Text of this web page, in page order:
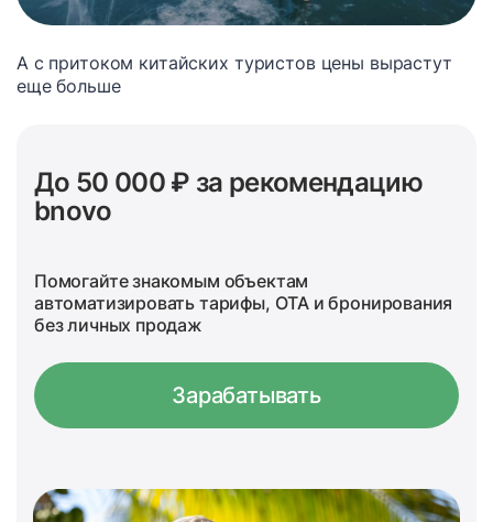
А с притоком китайских туристов цены вырастут
еще больше
До 50 000 ₽ за рекомендацию
bnovo
Помогайте знакомым объектам
автоматизировать тарифы, OTA и бронирования
без личных продаж
Зарабатывать